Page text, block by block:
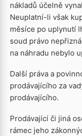
nákladů účelně
Neuplatní-li však
měsíce po uplynutí
soud právo
na náhradu nebylo
Další práva a
prodávajícího za
prodávajícího.
Prodávající či jiná
rámec jeho